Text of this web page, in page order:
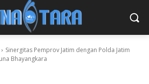
Sinergitas Pemprov Jatim dengan Polda Jatim
Bhayangkara